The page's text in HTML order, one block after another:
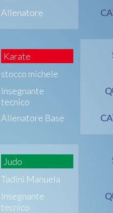
Allenatore
Karate
stocco michele
Insegnante
tecnico
Allenatore Base
Judo
Tadini Manuela
Insegnante
tecnico